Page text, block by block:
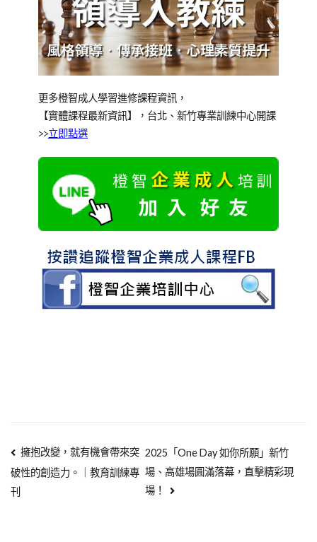
更多橙智成人學習進修課程資訊，
【實體課程最新資訊】，台北、新竹專業訓練中心開課
>>立即點選
擁抱改變，就有機會帶來突
破性的創造力。｜教育訓練專
刊
2025「One Day 如你所願」新竹
場、高雄場圓滿落幕，直擊精彩現
場！